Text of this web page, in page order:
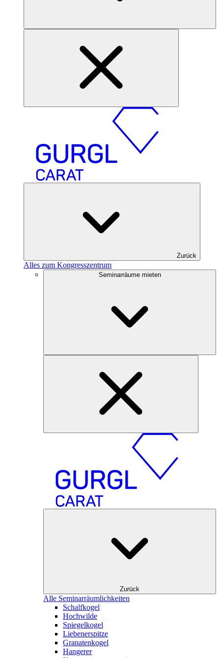
Zurück
Alles zum Kongresszentrum
Seminarräume mieten
Zurück
Alle Seminarräumlichkeiten
Schalfkogel
Hochwilde
Spiegelkogel
Liebenerspitze
Granatenkogel
Hangerer